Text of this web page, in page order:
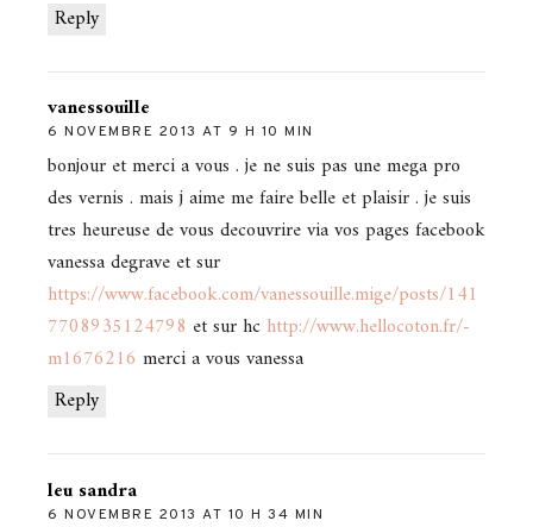
Reply
vanessouille
6 NOVEMBRE 2013 AT 9 H 10 MIN
Reply
bonjour et merci a vous . je ne suis pas une mega pro
des vernis . mais j aime me faire belle et plaisir . je suis
tres heureuse de vous decouvrire via vos pages facebook
vanessa degrave et sur
https://www.facebook.com/vanessouille.mige/posts/141
7708935124798 et sur hc http://www.hellocoton.fr/-
m1676216 merci a vous vanessa
leu sandra
6 NOVEMBRE 2013 AT 10 H 34 MIN